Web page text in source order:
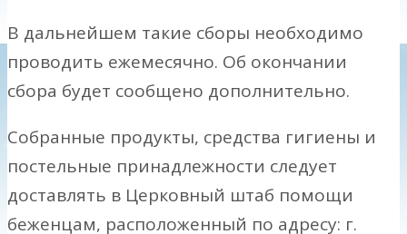
В дальнейшем такие сборы необходимо
проводить ежемесячно. Об окончании
сбора будет сообщено дополнительно.
Собранные продукты, средства гигиены и
постельные принадлежности следует
доставлять в Церковный штаб помощи
беженцам, расположенный по адресу: г.